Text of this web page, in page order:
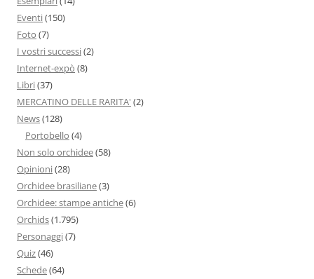
Eventi(150)
Foto (7)
I vostri successi(2)
Internet-expò (8)
Libri(37)
MERCATINO DELLE RARITA' (2)
News(128)
Portobello (4)
Non solo orchidee(58)
Opinioni(28)
Orchidee brasiliane(3)
Orchidee: stampe antiche(6)
Orchids(1.795)
Personaggi(7)
Quiz(46)
Schede(64)